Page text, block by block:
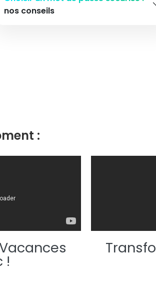
nos conseils
:
!